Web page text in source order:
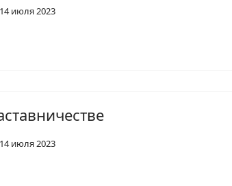
14 июля 2023
14 июля 2023